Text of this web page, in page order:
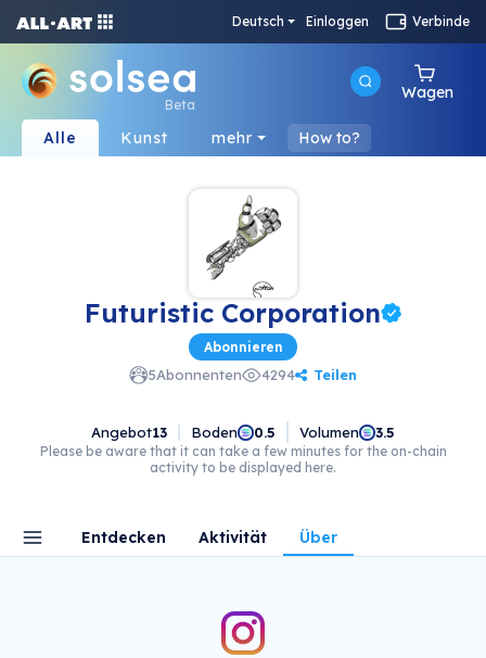
Deutsch Einloggen Verbinde
Beta
Wagen
Alle Kunst mehr How to?
Futuristic Corporation
Abonnieren
5Abonnenten 4294 Teilen
Angebot13 Boden 0.5 Volumen 3.5
Please be aware that it can take a few minutes for the on-chain
activity to be displayed here.
Entdecken Aktivität Über